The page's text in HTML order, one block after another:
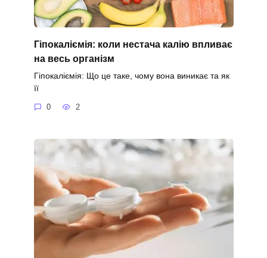
Гіпокаліємія: коли нестача калію впливає
на весь організм
Гіпокаліємія: Що це таке, чому вона виникає та як
її
0 2